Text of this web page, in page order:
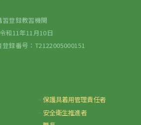
登録教習機関
和11年11月10日
録番号：T2122005000151
保護具着用管理責任者
安全衛生推進者